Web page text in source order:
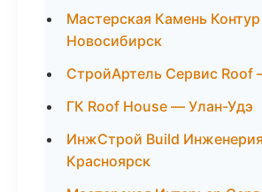
Мастерская Камень
Новосибирск
СтройАртель Сервис
ГК Roof House — Улан-Удэ
ИнжСтрой Build
Красноярск